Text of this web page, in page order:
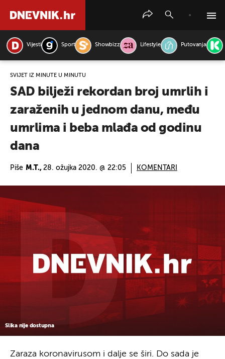
Vijesti Sport Showbizz Lifestyle Putovanja
SVIJET IZ MINUTE U MINUTU
SAD bilježi rekordan broj umrlih i
zaraženih u jednom danu, među
umrlima i beba mlađa od godinu
dana
Piše M.T., 28. ožujka 2020. @ 22:05 KOMENTARI
Slika nije dostupna
Zaraza koronavirusom i dalje se širi. Do sada je
PRETRAŽITE VIJESTI